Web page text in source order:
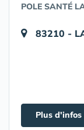
POLE SANTÉ
83210 -
Plus d'infos